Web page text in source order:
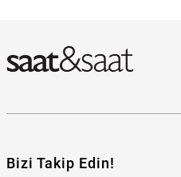
Bizi Takip Edin!